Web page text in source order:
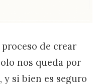
de crear
nos queda por
si bien es seguro